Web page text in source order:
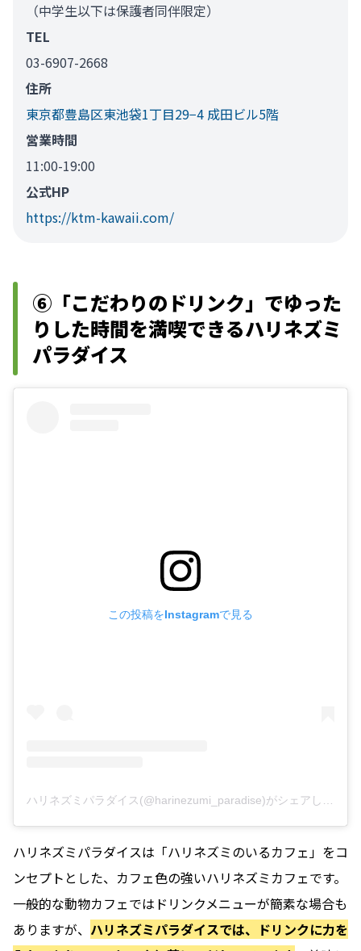
（中学生以下は保護者同伴限定）
TEL
03-6907-2668
住所
東京都豊島区東池袋1丁目29−4 成田ビル5階
営業時間
11:00-19:00
公式HP
https://ktm-kawaii.com/
⑥「こだわりのドリンク」でゆった
りした時間を満喫できるハリネズミ
パラダイス
この投稿をInstagramで見る
ハリネズミパラダイス(@harinezumi_paradise)がシェアした投稿
ハリネズミパラダイスは「ハリネズミのいるカフェ」をコ
ンセプトとした、カフェ色の強いハリネズミカフェです。
一般的な動物カフェではドリンクメニューが簡素な場合も
ありますが、 ハリネズミパラダイスでは、ドリンクに力を